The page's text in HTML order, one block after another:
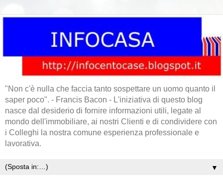
"Non c'è nulla che faccia tanto sospettare un uomo quanto il
saper poco". - Francis Bacon - L'iniziativa di questo blog
nasce dal desiderio di fornire informazioni utili, legate al
mondo dell'immobiliare, ai nostri Clienti e di condividere con
i Colleghi la nostra comune esperienza professionale e
lavorativa.
▼